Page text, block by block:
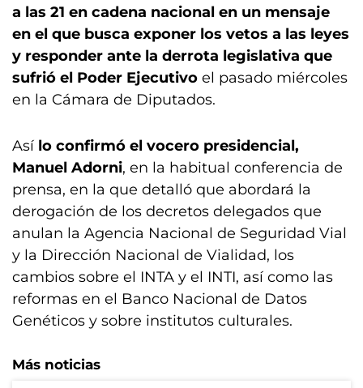
a las 21 en cadena nacional en un mensaje
en el que busca exponer los vetos a las leyes
y responder ante la derrota legislativa que
sufrió el Poder Ejecutivo el pasado miércoles
en la Cámara de Diputados.
Así lo confirmó el vocero presidencial,
Manuel Adorni, en la habitual conferencia de
prensa, en la que detalló que abordará la
derogación de los decretos delegados que
anulan la Agencia Nacional de Seguridad Vial
y la Dirección Nacional de Vialidad, los
cambios sobre el INTA y el INTI, así como las
reformas en el Banco Nacional de Datos
Genéticos y sobre institutos culturales.
Más noticias